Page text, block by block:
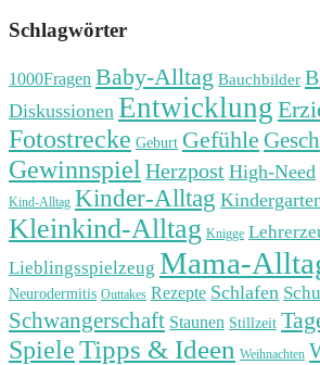
Schlagwörter
1000Fragen Baby-Alltag Bauchbilder
Diskussionen Entwicklung
Fotostrecke Geburt Gefühle
Gewinnspiel Herzpost High-Need
Kind-Alltag Kinder-Alltag
Kleinkind-Alltag Knigge
Lieblingsspielzeug Mama-
Neurodermitis Outtakes Rezepte Schlafen
Schwangerschaft Staunen Stillzeit
SpieleTipps & Ideen Weihnachten